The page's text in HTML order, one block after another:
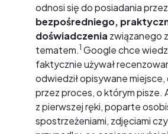
odnosi się do posiadania
bezpośredniego,
doświadczenia związanego
tematem.1 Google chce
faktycznie używał
odwiedził opisywane miejsce,
przez proces, o którym pisze.
z pierwszej ręki, poparte
spostrzeżeniami, zdjęciami